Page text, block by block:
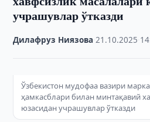
учрашувлар ўтказди
Дилафруз Ниязова ·21.10.2025
Ўзбекистон мудофаа вазири
ҳамкасблари билан минтақавий
юзасидан учрашувлар ўтказди